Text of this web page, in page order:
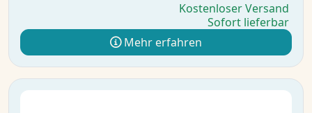
Kostenloser Versand
Sofort lieferbar
Mehr erfahren